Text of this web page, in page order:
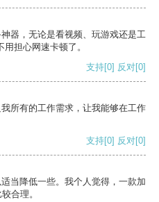
器，无论是看视频、玩游戏还是工
担心网速卡顿了。
支持[0] 反对[0]
所有的工作需求，让我能够在工作
支持[0] 反对[0]
当降低一些。我个人觉得，一款加
合理。